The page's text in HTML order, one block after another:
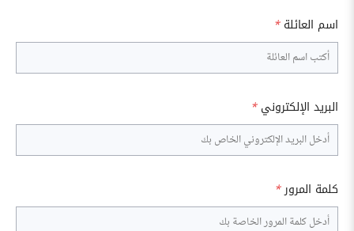
اسم العائلة *
البريد الإلكتروني *
كلمة المرور*